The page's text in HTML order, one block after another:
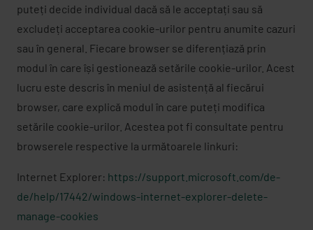
puteți decide individual dacă să le acceptați sau să
excludeți acceptarea cookie-urilor pentru anumite cazuri
sau în general. Fiecare browser se diferențiază prin
modul în care își gestionează setările cookie-urilor. Acest
lucru este descris în meniul de asistență al fiecărui
browser, care explică modul în care puteți modifica
setările cookie-urilor. Acestea pot fi consultate pentru
browserele respective la următoarele linkuri:
Internet Explorer: https://support.microsoft.com/de-
de/help/17442/windows-internet-explorer-delete-
manage-cookies